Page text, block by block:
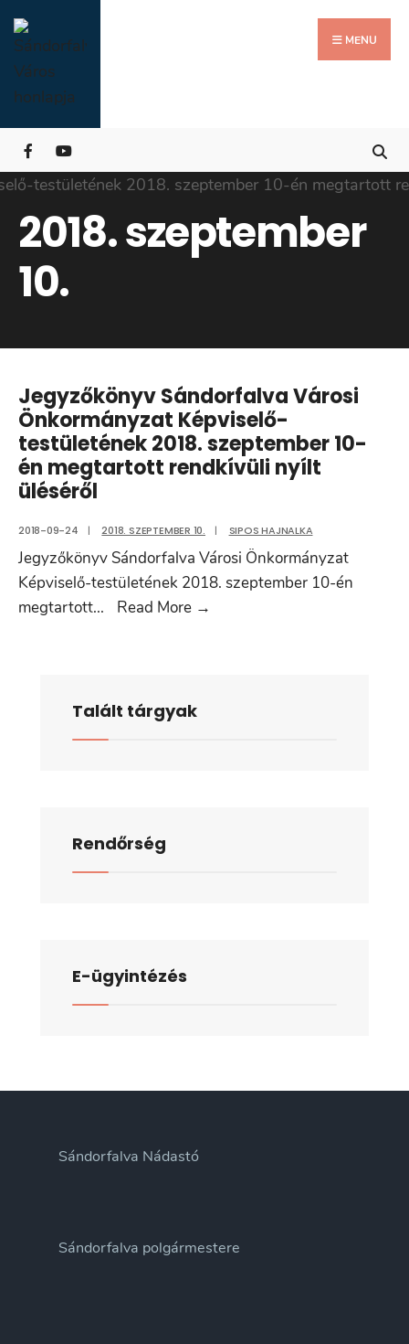
Skip
to
content
MENU
2018. szeptember
10.
Jegyzőkönyv Sándorfalva Városi
Önkormányzat Képviselő-
testületének 2018. szeptember 10-
én megtartott rendkívüli nyílt
üléséről
2018-09-24 | 2018. SZEPTEMBER 10. | SIPOS HAJNALKA
Jegyzőkönyv Sándorfalva Városi Önkormányzat
Képviselő-testületének 2018. szeptember 10-én
megtartott... Read More →
Talált tárgyak
Rendőrség
E-ügyintézés
Sándorfalva Nádastó
Sándorfalva polgármestere
for:
Close